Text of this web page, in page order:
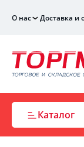
О нас Доставка и
Каталог